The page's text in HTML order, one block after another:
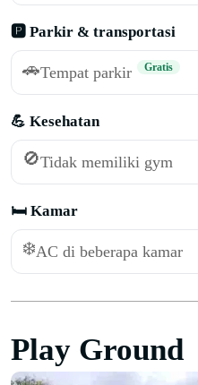
🅿️ Parkir & transportasi
🚗Tempat parkir Gratis
💪 Kesehatan
🚫Tidak memiliki gym
🛏️ Kamar
❄️AC di beberapa kamar
Play Ground